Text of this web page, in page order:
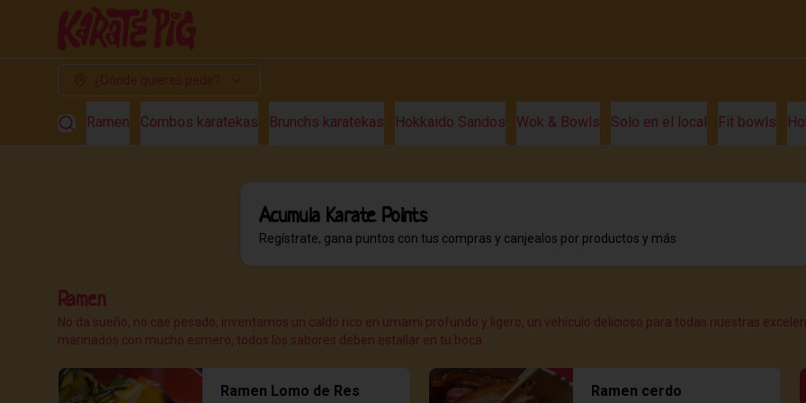
¿Dónde quieres pedir?
Ramen Combos karatekas Brunchs karatekas Hokkaido Sandos Wok & Bowls Solo en el local Fit bowls
Acumula Karate Points
Regístrate, gana puntos con tus compras y canjealos por productos y más
Ramen
No da sueño, no cae pesado, inventamos un caldo rico en umami profundo y ligero, un vehículo delicioso para todas nuestras
marinados con mucho esmero, todos los sabores deben estallar en tu boca.
Ramen Lomo de Res Ramen cerdo